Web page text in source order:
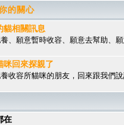
的關心
貓相關訊息
、願意暫時收容、願意去幫助、
咪回來探親了
收容所貓咪的朋友，回來跟我們
在